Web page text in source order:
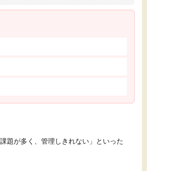
題が多く、管理しきれない」といった